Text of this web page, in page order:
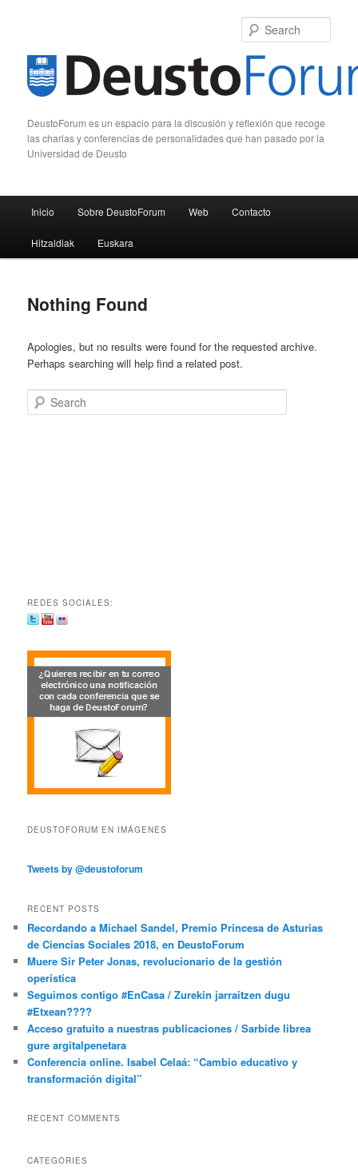
DeustoForum es un espacio para la discusión y reflexión que recoge
las charlas y conferencias de personalidades que han pasado por la
Universidad de Deusto
Skip to primary content
Skip to secondary content
Inicio Sobre DeustoForum Web Contacto
Hitzaldiak Euskara
Nothing Found
Apologies, but no results were found for the requested archive.
Perhaps searching will help find a related post.
Search
REDES SOCIALES:
DEUSTOFORUM EN IMÁGENES
Tweets by @deustoforum
RECENT POSTS
Recordando a Michael Sandel, Premio Princesa de Asturias
de Ciencias Sociales 2018, en DeustoForum
Muere Sir Peter Jonas, revolucionario de la gestión
operística
Seguimos contigo #EnCasa / Zurekin jarraitzen dugu
#Etxean????
Acceso gratuito a nuestras publicaciones / Sarbide librea
gure argitalpenetara
Conferencia online. Isabel Celaá: “Cambio educativo y
transformación digital”
RECENT COMMENTS
CATEGORIES